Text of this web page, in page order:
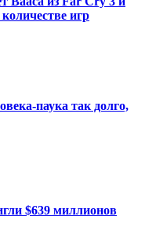
игр
паука так долго,
$639 миллионов